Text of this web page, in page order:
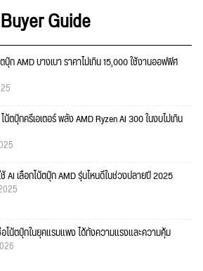
Buyer Guide
บุ๊ก AMD บางเบา ราคาไม่เกิน 15,000 ใช้งานออฟฟิศ
น้ตบุ๊กครีเอเตอร์ พลัง AMD Ryzen AI 300 ในงบไม่เกิน
AI เลือกโน้ตบุ๊ก AMD รุ่นไหนดีในช่วงปลายปี 2025
โน้ตบุ๊กในยุคแรมแพง ได้ทั้งความแรงและความคุ้ม